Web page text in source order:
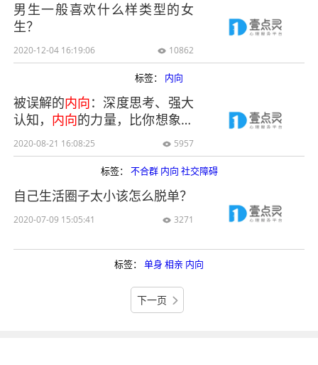
男生一般喜欢什么样类型的女
生？
2020-12-04 16:19:06  10862
标签： 内向
被误解的内向：深度思考、强大
认知， 内向的力量，比你想象得
多
2020-08-21 16:08:25  5957
标签： 不合群 内向 社交障碍
自己生活圈子太小该怎么脱单？
2020-07-09 15:05:41  3271
标签： 单身 相亲 内向
下一页 